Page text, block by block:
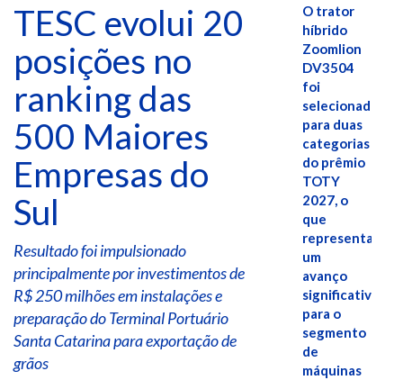
TESC evolui 20
posições no
ranking das
500 Maiores
Empresas do
Sul
Resultado foi impulsionado
principalmente por investimentos de
R$ 250 milhões em instalações e
preparação do Terminal Portuário
Santa Catarina para exportação de
grãos
O trator
híbrido
Zoomlion
DV3504
foi
selecionado
para duas
categorias
do prêmio
TOTY
2027, o
que
representa
um
avanço
significativo
para o
segmento
de
máquinas